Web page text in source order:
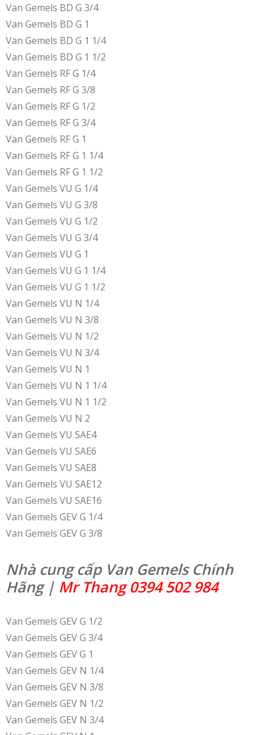
Van Gemels BD G 3/4
Van Gemels BD G 1
Van Gemels BD G 1 1/4
Van Gemels BD G 1 1/2
Van Gemels RF G 1/4
Van Gemels RF G 3/8
Van Gemels RF G 1/2
Van Gemels RF G 3/4
Van Gemels RF G 1
Van Gemels RF G 1 1/4
Van Gemels RF G 1 1/2
Van Gemels VU G 1/4
Van Gemels VU G 3/8
Van Gemels VU G 1/2
Van Gemels VU G 3/4
Van Gemels VU G 1
Van Gemels VU G 1 1/4
Van Gemels VU G 1 1/2
Van Gemels VU N 1/4
Van Gemels VU N 3/8
Van Gemels VU N 1/2
Van Gemels VU N 3/4
Van Gemels VU N 1
Van Gemels VU N 1 1/4
Van Gemels VU N 1 1/2
Van Gemels VU N 2
Van Gemels VU SAE4
Van Gemels VU SAE6
Van Gemels VU SAE8
Van Gemels VU SAE12
Van Gemels VU SAE16
Van Gemels GEV G 1/4
Van Gemels GEV G 3/8
Nhà cung cấp Van Gemels Chính
Hãng | Mr Thang 0394 502 984
Van Gemels GEV G 1/2
Van Gemels GEV G 3/4
Van Gemels GEV G 1
Van Gemels GEV N 1/4
Van Gemels GEV N 3/8
Van Gemels GEV N 1/2
Van Gemels GEV N 3/4